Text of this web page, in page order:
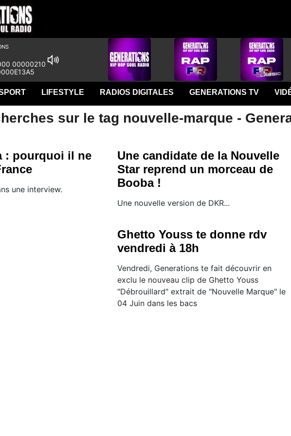
LIFESTYLE RADIOS DIGITALES GENERATIONS TV
sur le tag nouvelle-marque -
: pourquoi il ne
une interview.
Une candidate de la Nouvelle
Star reprend un morceau de
Booba !
Une nouvelle version de DKR...
Ghetto Youss te donne rdv
vendredi à 18h
Vendredi, Generations te fait découvrir en
exclu le nouveau clip de Ghetto Youss
"Débrouillard" extrait de "Nouvelle Marque" le
04 Juin dans les bacs
00000210